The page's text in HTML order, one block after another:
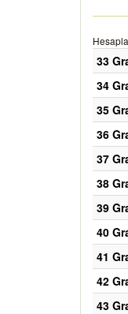
33
34
35
36
37
38
39
40
41
42
43